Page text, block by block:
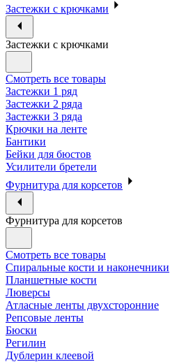
Застежки с крючками
Застежки с крючками
Смотреть все товары
Застежки 1 ряд
Застежки 2 ряда
Застежки 3 ряда
Крючки на ленте
Бантики
Бейки для бюстов
Усилители бретели
Фурнитура для корсетов
Фурнитура для корсетов
Смотреть все товары
Спиральные кости и наконечники
Планшетные кости
Люверсы
Атласные ленты двухсторонние
Репсовые ленты
Бюски
Регилин
Дублерин клеевой